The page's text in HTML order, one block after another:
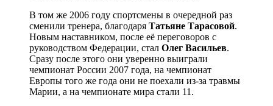
В том же 2006 году спортсмены в очередной раз
сменили тренера, благодаря Татьяне Тарасовой.
Новым наставником, после её переговоров с
руководством Федерации, стал Олег Васильев.
Сразу после этого они уверенно выиграли
чемпионат России 2007 года, на чемпионат
Европы того же года они не поехали из-за травмы
Марии, а на чемпионате мира стали 11.